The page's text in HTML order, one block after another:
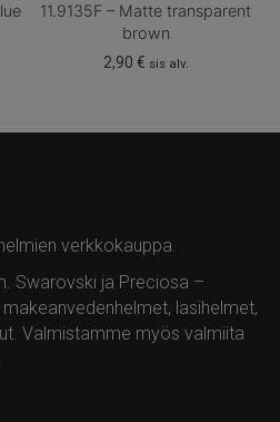
11.9135F – Matte transparent
brown
2,90 € sis alv.
verkkokauppa.
Swarovski ja Preciosa –
lasihelmet,
Valmistamme myös valmiita